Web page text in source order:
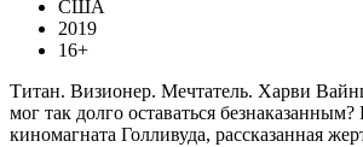
США
2019
16+
Титан. Визионер. Мечтатель. Харви
мог так долго оставаться
киномагната Голливуда, рассказанная